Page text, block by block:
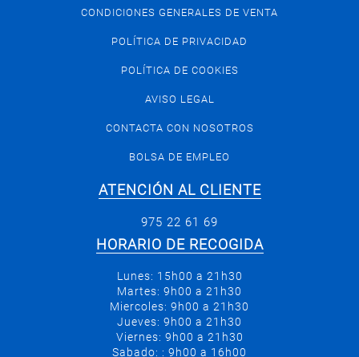
CONDICIONES GENERALES DE VENTA
POLÍTICA DE PRIVACIDAD
POLÍTICA DE COOKIES
AVISO LEGAL
CONTACTA CON NOSOTROS
BOLSA DE EMPLEO
ATENCIÓN AL CLIENTE
975 22 61 69
HORARIO DE RECOGIDA
Lunes: 15h00 a 21h30
Martes: 9h00 a 21h30
Miercoles: 9h00 a 21h30
Jueves: 9h00 a 21h30
Viernes: 9h00 a 21h30
Sabado: : 9h00 a 16h00